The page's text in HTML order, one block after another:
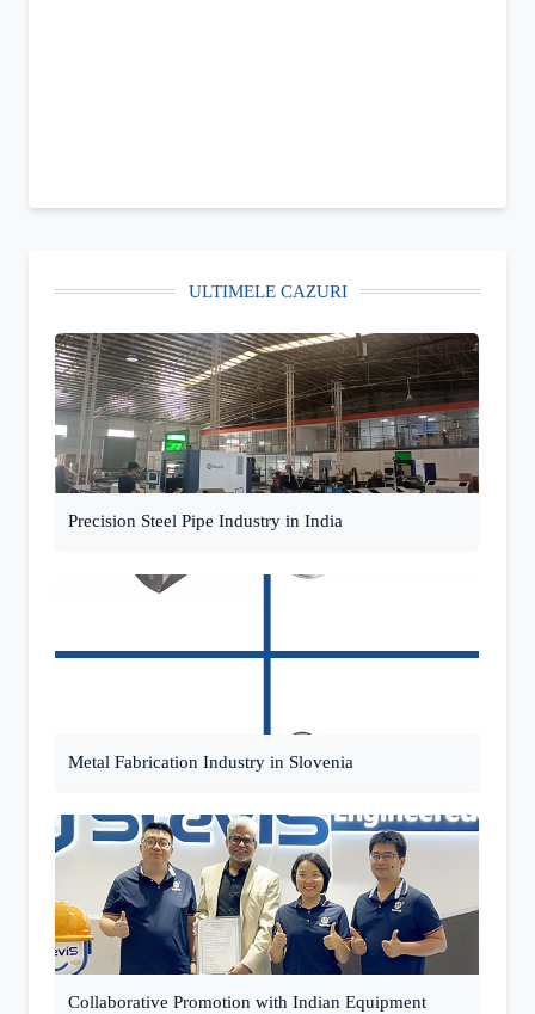
ULTIMELE CAZURI
Precision Steel Pipe Industry in India
Metal Fabrication Industry in Slovenia
Collaborative Promotion with Indian Equipment